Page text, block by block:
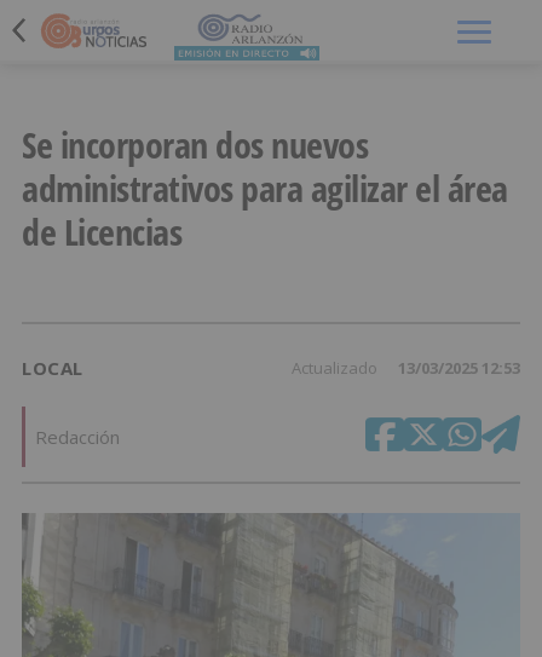
Se incorporan dos nuevos
administrativos para agilizar el área
de Licencias
LOCAL Actualizado 13/03/2025 12:53
Redacción